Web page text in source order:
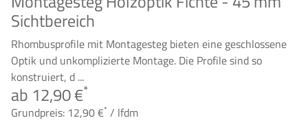
Sichtbereich
Rhombusprofile mit Montagesteg bieten eine geschlossene
Optik und unkomplizierte Montage. Die Profile sind so
konstruiert, d ...
ab 12,90 €*
Grundpreis: 12,90 €* / lfdm